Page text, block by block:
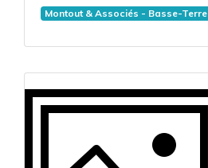
Montout & Associés - Basse-Terre